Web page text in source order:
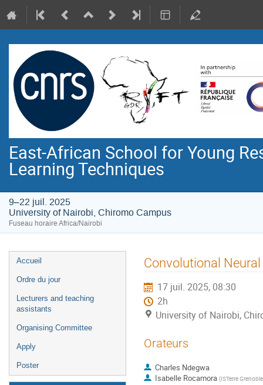
East-African School for Young
Learning Techniques
9–22 juil. 2025
University of Nairobi, Chiromo Campus
Fuseau horaire Africa/Nairobi
Menu
de
Accueil
Ordre du jour
Lecturers and teaching
assistants
Organising Committee
Apply
Poster
Convolutional
17 juil. 2025, 08:30
2h
University of Nairobi,
Orateurs
Charles Ndegwa
Isabelle Rocamora (ISTerre Grenoble